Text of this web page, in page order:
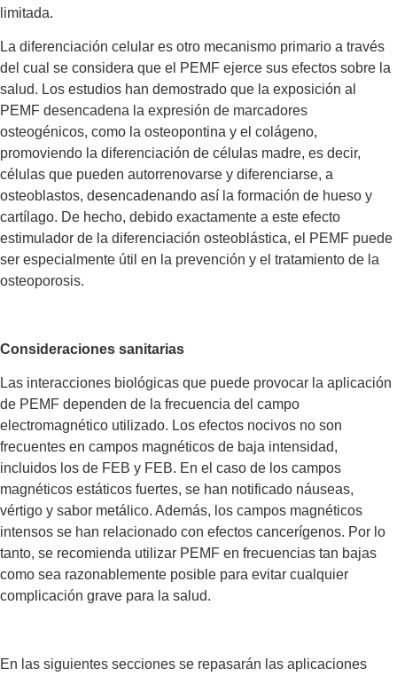
limitada.
La diferenciación celular es otro mecanismo primario a través
del cual se considera que el PEMF ejerce sus efectos sobre la
salud. Los estudios han demostrado que la exposición al
PEMF desencadena la expresión de marcadores
osteogénicos, como la osteopontina y el colágeno,
promoviendo la diferenciación de células madre, es decir,
células que pueden autorrenovarse y diferenciarse, a
osteoblastos, desencadenando así la formación de hueso y
cartílago. De hecho, debido exactamente a este efecto
estimulador de la diferenciación osteoblástica, el PEMF puede
ser especialmente útil en la prevención y el tratamiento de la
osteoporosis.
Consideraciones sanitarias
Las interacciones biológicas que puede provocar la aplicación
de PEMF dependen de la frecuencia del campo
electromagnético utilizado. Los efectos nocivos no son
frecuentes en campos magnéticos de baja intensidad,
incluidos los de FEB y FEB. En el caso de los campos
magnéticos estáticos fuertes, se han notificado náuseas,
vértigo y sabor metálico. Además, los campos magnéticos
intensos se han relacionado con efectos cancerígenos. Por lo
tanto, se recomienda utilizar PEMF en frecuencias tan bajas
como sea razonablemente posible para evitar cualquier
complicación grave para la salud.
En las siguientes secciones se repasarán las aplicaciones